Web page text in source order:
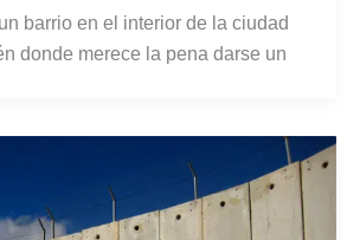
barrio en el interior de la ciudad
donde merece la pena darse un